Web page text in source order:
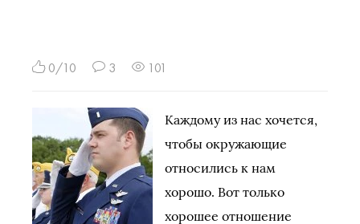
0/10 3 101
Каждому из нас хочется,
чтобы окружающие
относились к нам
хорошо. Вот только
хорошее отношение